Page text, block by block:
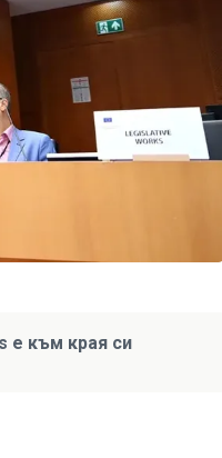
е към края си